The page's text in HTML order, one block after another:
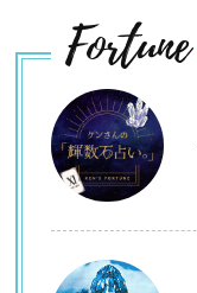
Fortune